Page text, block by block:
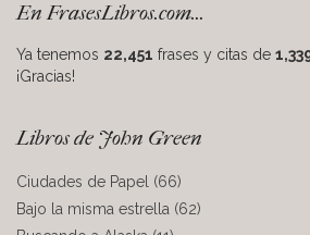
En FrasesLibros.com...
Ya tenemos 22,451 frases y citas de
¡Gracias!
Libros de John Green
Ciudades de Papel (66)
Bajo la misma estrella (62)